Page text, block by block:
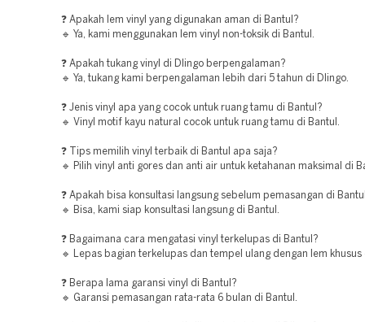
❓ Apakah lem vinyl yang digunakan aman di Bantul?
🔹 Ya, kami menggunakan lem vinyl non-toksik di Bantul.
❓ Apakah tukang vinyl di Dlingo berpengalaman?
🔹 Ya, tukang kami berpengalaman lebih dari 5 tahun di Dlingo.
❓ Jenis vinyl apa yang cocok untuk ruang tamu di Bantul?
🔹 Vinyl motif kayu natural cocok untuk ruang tamu di Bantul.
❓ Tips memilih vinyl terbaik di Bantul apa saja?
🔹 Pilih vinyl anti gores dan anti air untuk ketahanan maksimal di
❓ Apakah bisa konsultasi langsung sebelum pemasangan di
🔹 Bisa, kami siap konsultasi langsung di Bantul.
❓ Bagaimana cara mengatasi vinyl terkelupas di Bantul?
🔹 Lepas bagian terkelupas dan tempel ulang dengan lem khusus
❓ Berapa lama garansi vinyl di Bantul?
🔹 Garansi pemasangan rata-rata 6 bulan di Bantul.